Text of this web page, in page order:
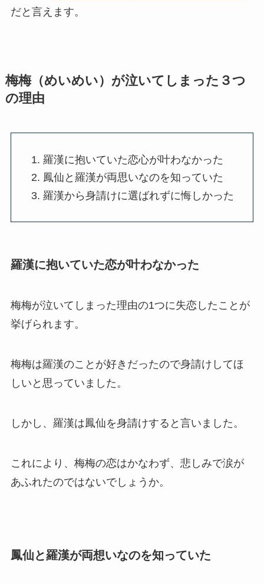
だと言えます。
梅梅（めいめい）が泣いてしまった３つ
の理由
羅漢に抱いていた恋心が叶わなかった
鳳仙と羅漢が両思いなのを知っていた
羅漢から身請けに選ばれずに悔しかった
羅漢に抱いていた恋が叶わなかった
梅梅が泣いてしまった理由の1つに失恋したことが
挙げられます。
梅梅は羅漢のことが好きだったので身請けしてほ
しいと思っていました。
しかし、羅漢は鳳仙を身請けすると言いました。
これにより、梅梅の恋はかなわず、悲しみで涙が
あふれたのではないでしょうか。
鳳仙と羅漢が両想いなのを知っていた